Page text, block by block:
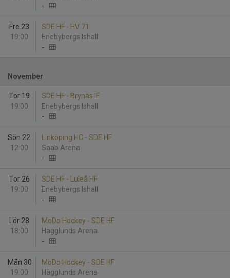
-
Fre 23
19:00
SDE HF - HV 71
Enebybergs Ishall
-
November
Tor 19
19:00
SDE HF - Brynäs IF
Enebybergs Ishall
-
Sön 22
12:00
Linköping HC - SDE HF
Saab Arena
-
Tor 26
19:00
SDE HF - Luleå HF
Enebybergs Ishall
-
Lör 28
18:00
MoDo Hockey - SDE HF
Hägglunds Arena
-
Mån 30
19:00
MoDo Hockey - SDE HF
Hägglunds Arena